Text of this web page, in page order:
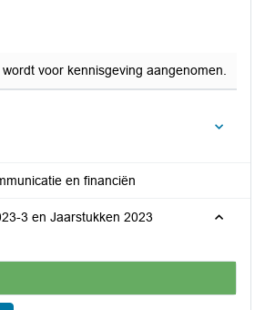
voor kennisgeving aangenomen.
en financiën
3 en Jaarstukken 2023